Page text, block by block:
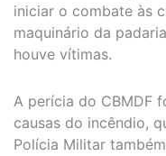
iniciar o combate às
maquinário da
houve vítimas.
A perícia do CBMDF
causas do incêndio,
Polícia Militar